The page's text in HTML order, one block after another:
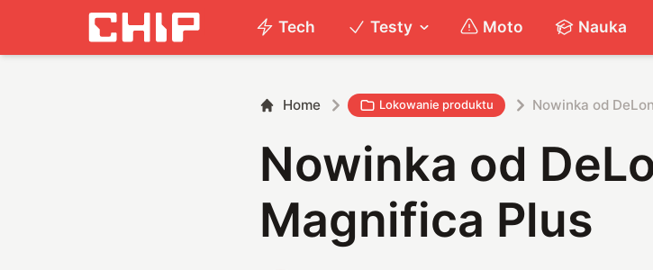
Tech Testy Moto Nauka
Home Lokowanie produktu Nowinka od
Nowinka od
Magnifica Plus